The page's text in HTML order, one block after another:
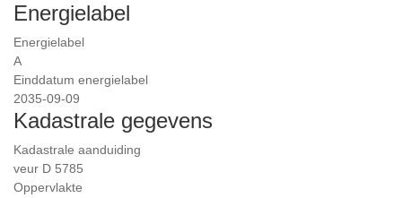
Energielabel
Energielabel
A
Einddatum energielabel
2035-09-09
Kadastrale gegevens
Kadastrale aanduiding
veur D 5785
Oppervlakte